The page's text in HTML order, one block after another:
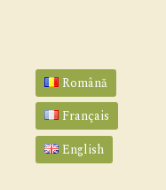
Română
Français
English